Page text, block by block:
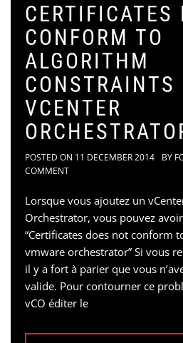
CERTIFICATES
CONFORM TO
ALGORITHM
CONSTRAINTS
VCENTER
POSTED ON 11 DECEMBER 2014 BY
COMMENT
Lorsque vous ajoutez un
Orchestrator, vous pouvez
“Certificates does not conform
vmware orchestrator” Si vous
il y a fort à parier que vous
valide. Pour contourner ce
vCO éditer le